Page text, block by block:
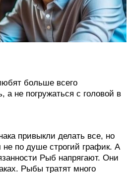
больше всего
а не погружаться с головой в
привыкли делать все, но
не по душе строгий график. А
Рыб напрягают. Они
Рыбы тратят много